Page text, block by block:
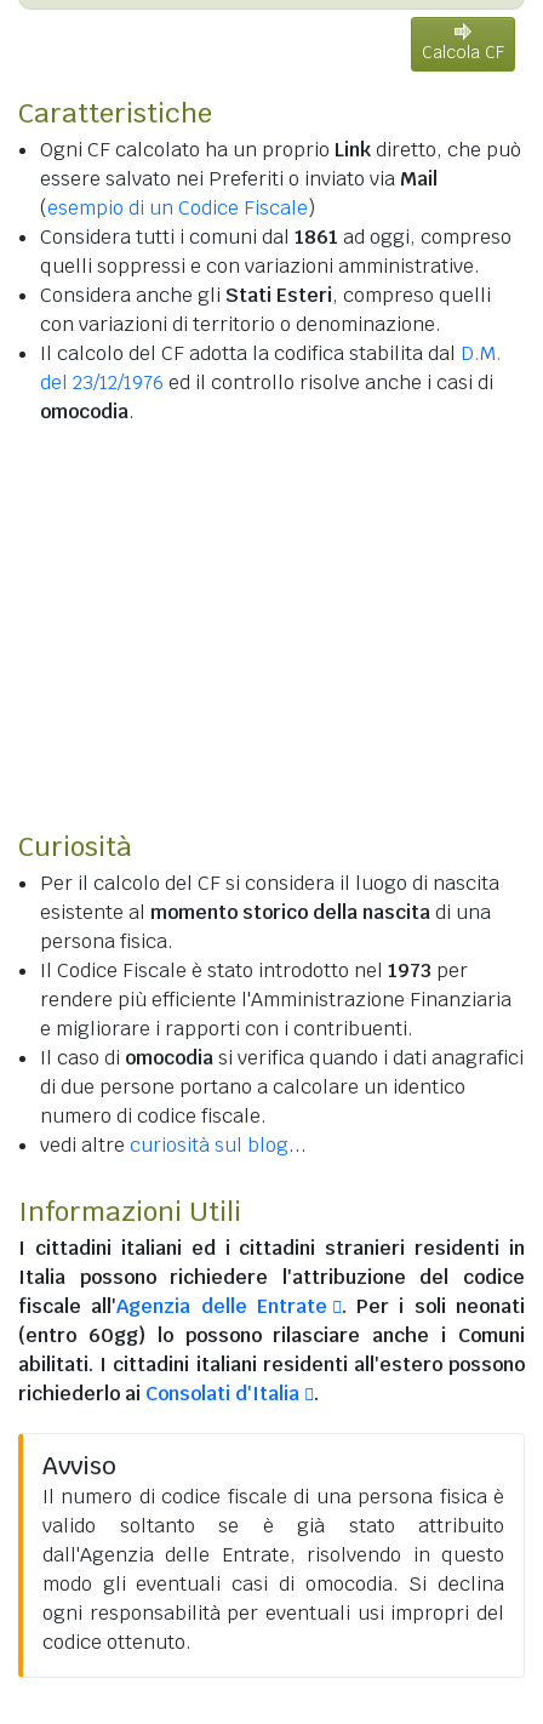
Calcola CF
Caratteristiche
Ogni CF calcolato ha un proprio Linkdiretto, che può
essere salvato nei Preferiti o inviato via Mail
(esempio di un Codice Fiscale)
Considera tutti i comuni dal 1861 ad oggi, compreso
quelli soppressi e con variazioni amministrative.
Considera anche gli Stati Esteri, compreso quelli
con variazioni di territorio o denominazione.
Il calcolo del CF adotta la codifica stabilita dal D.M.
del 23/12/1976 ed il controllo risolve anche i casi di
omocodia.
Curiosità
Per il calcolo del CF si considera il luogo di nascita
esistente al momento storico della nascitadi una
persona fisica.
Il Codice Fiscale è stato introdotto nel 1973 per
rendere più efficiente l'Amministrazione Finanziaria
e migliorare i rapporti con i contribuenti.
Il caso di omocodiasi verifica quando i dati anagrafici
di due persone portano a calcolare un identico
numero di codice fiscale.
vedi altre curiosità sul blog...
Informazioni Utili
I cittadini italiani ed i cittadini stranieri residenti in
Italia possono richiedere l'attribuzione del codice
fiscale all'Agenzia delle Entrate
. Per i soli neonati
(entro 60gg) lo possono rilasciare anche i Comuni
abilitati. I cittadini italiani residenti all'esteropossono
richiederlo ai Consolati d'Italia .
Avviso
Il numero di codice fiscale di una persona fisica è
valido soltanto se è già stato attribuito
dall'Agenzia delle Entrate, risolvendo in questo
modo gli eventuali casi di omocodia. Si declina
ogni responsabilità per eventuali usi impropri del
codice ottenuto.